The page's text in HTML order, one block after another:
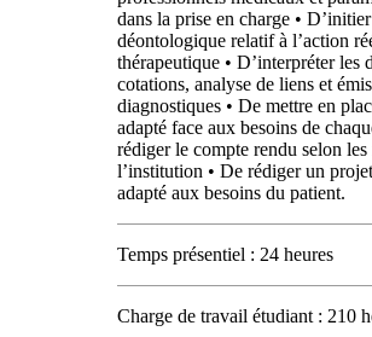
dans la prise en charge •
déontologique relatif à l’action
thérapeutique • D’interpréter les
cotations, analyse de liens et
diagnostiques • De mettre en
adapté face aux besoins de
rédiger le compte rendu selon les
l’institution • De rédiger un
adapté aux besoins du patient.
Temps présentiel : 24 heures
Charge de travail étudiant : 210